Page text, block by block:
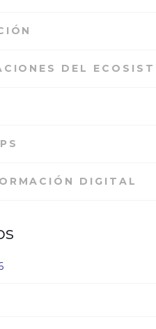
DEL
DIGITAL